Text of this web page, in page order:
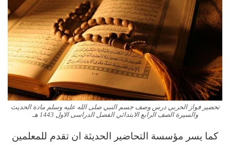
تحضير فواز الحربي درس وصف جسم النبي صلى الله عليه وسلم مادة الحديث
والسيرة الصف الرابع الابتدائي الفصل الدراسى الاول 1443 هـ
كما يسر مؤسسة التحاضير الحديثة ان تقدم للمعلمين